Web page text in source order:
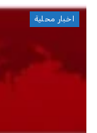
اخبار محلية